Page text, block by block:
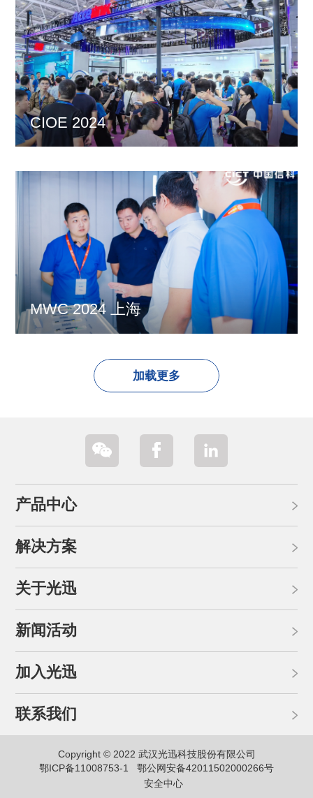
CIOE 2024
MWC 2024 上海
加载更多
产品中心
解决方案
关于光迅
新闻活动
加入光迅
联系我们
Copyright © 2022 武汉光迅科技股份有限公司
鄂ICP备11008753-1
鄂公网安备42011502000266号
安全中心